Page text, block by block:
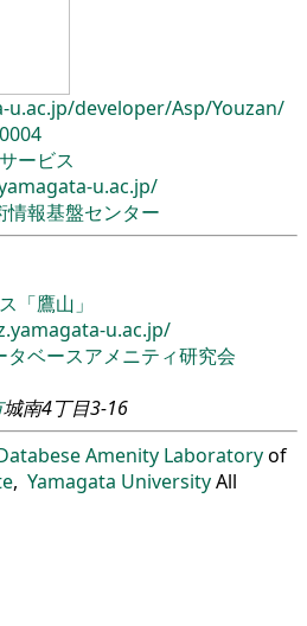
u.ac.jp/developer/Asp/Youzan/
ービス
u.ac.jp/
情報基盤センター
「鷹山」
u.ac.jp/
タベースアメニティ研究会
城南4丁目3-16
Amenity Laboratoryof
, Yamagata UniversityAll